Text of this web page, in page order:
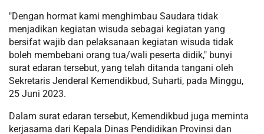
"Dengan hormat kami menghimbau Saudara tidak
menjadikan kegiatan wisuda sebagai kegiatan yang
bersifat wajib dan pelaksanaan kegiatan wisuda tidak
boleh membebani orang tua/wali peserta didik," bunyi
surat edaran tersebut, yang telah ditanda tangani oleh
Sekretaris Jenderal Kemendikbud, Suharti, pada Minggu,
25 Juni 2023.
Dalam surat edaran tersebut, Kemendikbud juga meminta
kerjasama dari Kepala Dinas Pendidikan Provinsi dan